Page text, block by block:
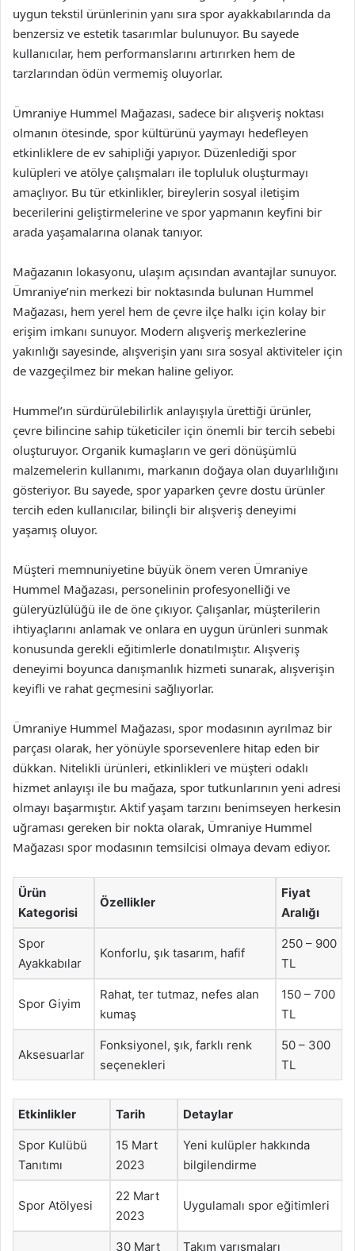
uygun tekstil ürünlerinin yanı sıra spor ayakkabılarında da
benzersiz ve estetik tasarımlar bulunuyor. Bu sayede
kullanıcılar, hem performanslarını artırırken hem de
tarzlarından ödün vermemiş oluyorlar.
Ümraniye Hummel Mağazası, sadece bir alışveriş noktası
olmanın ötesinde, spor kültürünü yaymayı hedefleyen
etkinliklere de ev sahipliği yapıyor. Düzenlediği spor
kulüpleri ve atölye çalışmaları ile topluluk oluşturmayı
amaçlıyor. Bu tür etkinlikler, bireylerin sosyal iletişim
becerilerini geliştirmelerine ve spor yapmanın keyfini bir
arada yaşamalarına olanak tanıyor.
Mağazanın lokasyonu, ulaşım açısından avantajlar sunuyor.
Ümraniye’nin merkezi bir noktasında bulunan Hummel
Mağazası, hem yerel hem de çevre ilçe halkı için kolay bir
erişim imkanı sunuyor. Modern alışveriş merkezlerine
yakınlığı sayesinde, alışverişin yanı sıra sosyal aktiviteler için
de vazgeçilmez bir mekan haline geliyor.
Hummel’ın sürdürülebilirlik anlayışıyla ürettiği ürünler,
çevre bilincine sahip tüketiciler için önemli bir tercih sebebi
oluşturuyor. Organik kumaşların ve geri dönüşümlü
malzemelerin kullanımı, markanın doğaya olan duyarlılığını
gösteriyor. Bu sayede, spor yaparken çevre dostu ürünler
tercih eden kullanıcılar, bilinçli bir alışveriş deneyimi
yaşamış oluyor.
Müşteri memnuniyetine büyük önem veren Ümraniye
Hummel Mağazası, personelinin profesyonelliği ve
güleryüzlülüğü ile de öne çıkıyor. Çalışanlar, müşterilerin
ihtiyaçlarını anlamak ve onlara en uygun ürünleri sunmak
konusunda gerekli eğitimlerle donatılmıştır. Alışveriş
deneyimi boyunca danışmanlık hizmeti sunarak, alışverişin
keyifli ve rahat geçmesini sağlıyorlar.
Ümraniye Hummel Mağazası, spor modasının ayrılmaz bir
parçası olarak, her yönüyle sporsevenlere hitap eden bir
dükkan. Nitelikli ürünleri, etkinlikleri ve müşteri odaklı
hizmet anlayışı ile bu mağaza, spor tutkunlarının yeni adresi
olmayı başarmıştır. Aktif yaşam tarzını benimseyen herkesin
uğraması gereken bir nokta olarak, Ümraniye Hummel
Mağazası spor modasının temsilcisi olmaya devam ediyor.
Ürün
Kategorisi
Özellikler
Fiyat
Aralığı
Spor
Ayakkabılar
Konforlu, şık tasarım, hafif
250 – 900
TL
Spor Giyim
Rahat, ter tutmaz, nefes alan
kumaş
150 – 700
TL
Aksesuarlar
Fonksiyonel, şık, farklı renk
seçenekleri
50 – 300
TL
Etkinlikler Tarih Detaylar
Spor Kulübü
Tanıtımı
15 Mart
2023
Yeni kulüpler hakkında
bilgilendirme
Spor Atölyesi
22 Mart
2023
Uygulamalı spor eğitimleri
30 Mart
Takım yarışmaları